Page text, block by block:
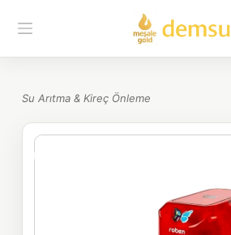
Su Arıtma & Kireç Önleme